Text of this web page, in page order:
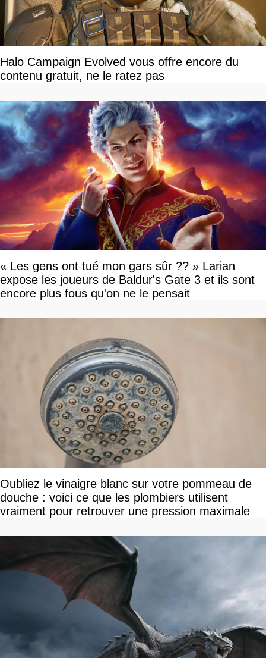
Halo Campaign Evolved vous offre encore du
contenu gratuit, ne le ratez pas
« Les gens ont tué mon gars sûr ?? » Larian
expose les joueurs de Baldur's Gate 3 et ils sont
encore plus fous qu'on ne le pensait
Oubliez le vinaigre blanc sur votre pommeau de
douche : voici ce que les plombiers utilisent
vraiment pour retrouver une pression maximale